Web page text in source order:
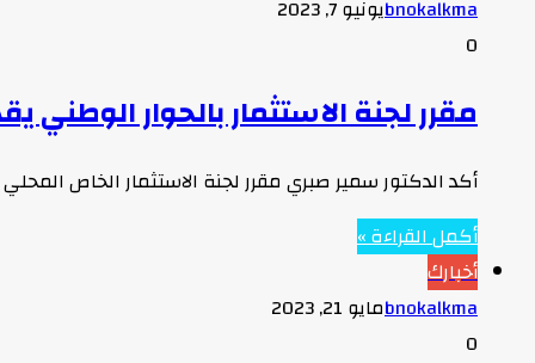
bnokalkmaيونيو 7, 2023
0
مقرر لجنة الاستثمار بالحوار الوطني
أكد الدكتور سمير صبري مقرر لجنة الاستثمار الخاص
أكمل القراءة »
أخبارك
bnokalkmaمايو 21, 2023
0